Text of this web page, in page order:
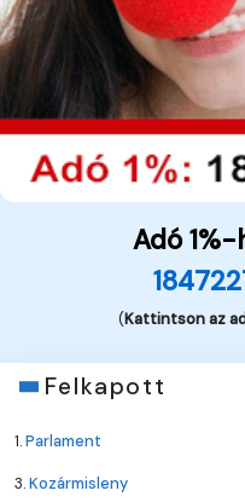
Adó
(Kattintson az
Felkapott
1.Parlament
3.Kozármisleny